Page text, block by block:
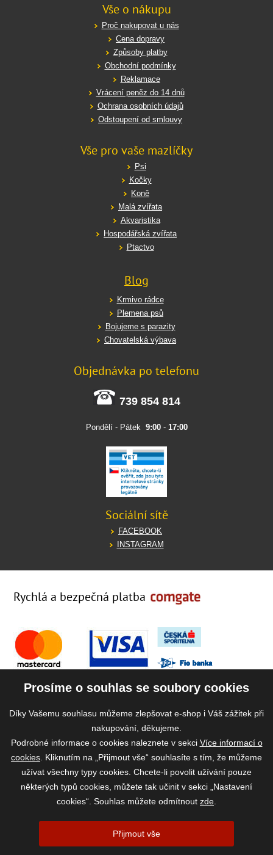
Vše o nákupu
Proč nakupovat u nás
Cena dopravy
Způsoby platby
Obchodní podmínky
Reklamace
Vrácení peněz do 14 dnů
Ochrana osobních údajů
Odstoupení od smlouvy
Vše pro vaše mazlíčky
Psi
Kočky
Koně
Malá zvířata
Akvaristika
Hospodářská zvířata
Ptactvo
Blog
Krmivo rádce
Plemena psů
Bojujeme s parazity
Chovatelská výbava
Objednávka po telefonu
739 854 814
Pondělí - Pátek 9:00- 17:00
Sociální sítě
FACEBOOK
INSTAGRAM
Rychlá a bezpečná platba
2026 ©www.vase-krmivo.cz- Tomáš Kroupa e-shop, Kanice 307, 664 01
Brno-venkov, IČ: 75785439
Prosíme o souhlas se soubory cookies
Díky Vašemu souhlasu můžeme zlepšovat e-shop i Váš zážitek při
nakupování, děkujeme.
Podrobné informace o cookies naleznete v sekci Více informací o
cookies . Kliknutím na „Přijmout vše“ souhlasíte s tím, že můžeme
užívat všechny typy cookies. Chcete-li povolit užívání pouze
některých typů cookies, můžete tak učinit v sekci „Nastavení
cookies“. Souhlas můžete odmítnout zde
Přijmout vše